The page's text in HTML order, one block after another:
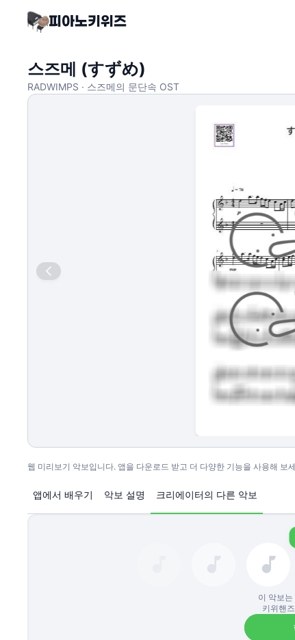
스즈메 (すずめ)
RADWIMPS · 스즈메의 문단속 OST
웹 미리보기 악보입니다. 앱을 다운로드 받고 더 다양한 기능을 사용해 보
앱에서 배우기 악보 설명 크리에이터의 다른 악보
이 악보는
키위핸